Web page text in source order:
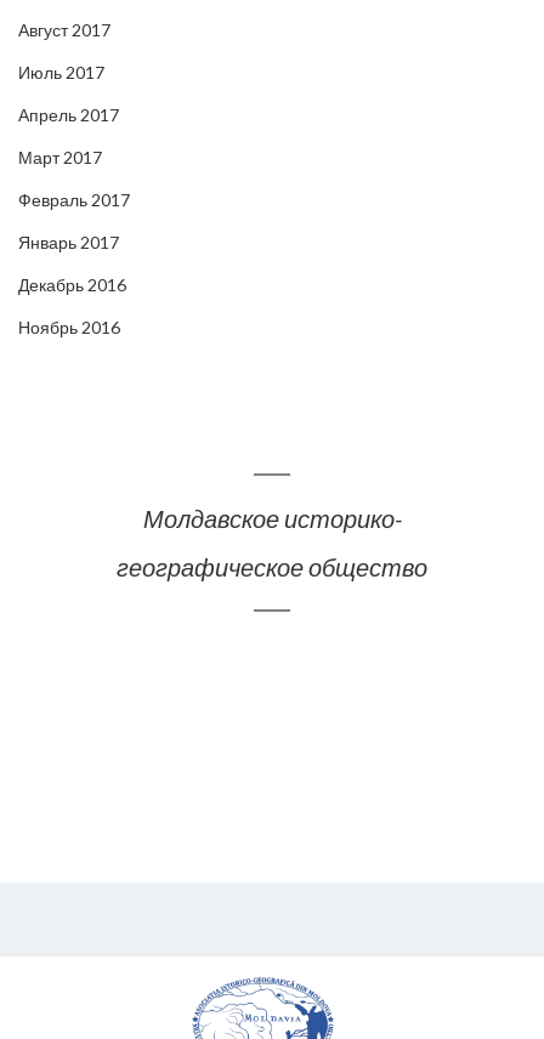
Август 2017
Июль 2017
Апрель 2017
Март 2017
Февраль 2017
Январь 2017
Декабрь 2016
Ноябрь 2016
Молдавское историко-
географическое общество